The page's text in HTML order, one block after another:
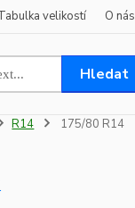
velikostí O nás
Hledat
R14 175/80 R14